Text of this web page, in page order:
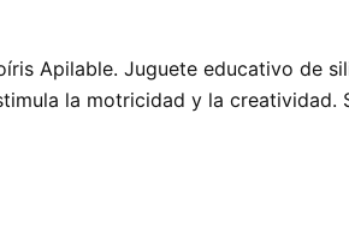
Apilable. Juguete educativo de
la motricidad y la creatividad.